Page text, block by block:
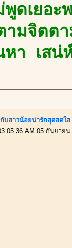
พูดเยอ
มจิตตา
า เสน่
สาวน้อยน่ารักสุดสดใส
AM 05 กันยายน